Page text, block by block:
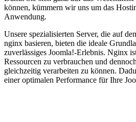
können, kümmern wir uns um das
Anwendung.
Unsere spezialisierten Server, die auf
nginx basieren, bieten die ideale
zuverlässiges Joomla!-Erlebnis. Nginx
Ressourcen zu verbrauchen und
gleichzeitig verarbeiten zu können.
einer optimalen Performance für Ihre